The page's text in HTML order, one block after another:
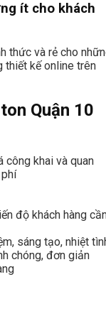
ít cho khách
thức và rẻ cho
thiết kế online trên
Quận 10
công khai và quan
độ khách hàng
sáng tạo, nhiệt
chóng, đơn giản